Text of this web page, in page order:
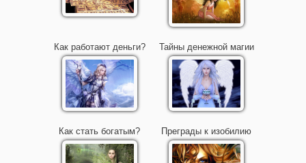
Как работают деньги? Тайны денежной магии
Как стать богатым? Преграды к изобилию